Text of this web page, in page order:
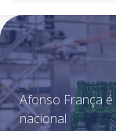
Afonso França
nacional